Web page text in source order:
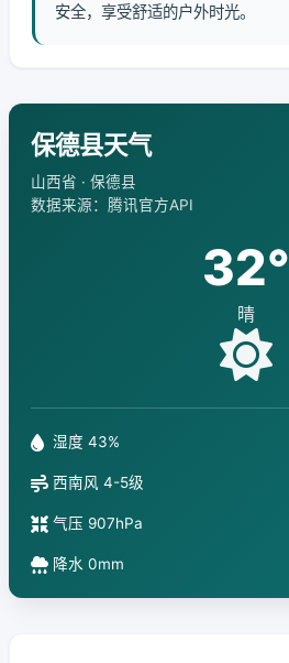
安全，享受舒适的户外时光。
保德县天气
山西省 · 保德县
数据来源：腾讯官方API
32°
晴
湿度 43%
西南风 4-5级
气压 907hPa
降水 0mm